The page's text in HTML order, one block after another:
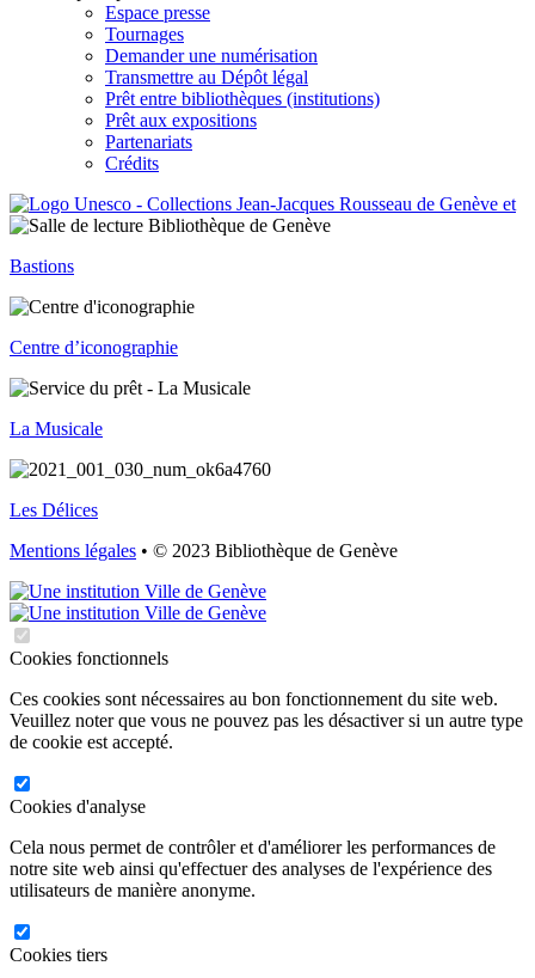
Espace presse
Tournages
Demander une numérisation
Transmettre au Dépôt légal
Prêt entre bibliothèques (institutions)
Prêt aux expositions
Partenariats
Crédits
Bastions
Centre d’iconographie
La Musicale
Les Délices
Mentions légales • © 2023 Bibliothèque de Genève
Cookies fonctionnels
Ces cookies sont nécessaires au bon fonctionnement du site web.
Veuillez noter que vous ne pouvez pas les désactiver si un autre type
de cookie est accepté.
Cookies d'analyse
Cela nous permet de contrôler et d'améliorer les performances de
notre site web ainsi qu'effectuer des analyses de l'expérience des
utilisateurs de manière anonyme.
Cookies tiers